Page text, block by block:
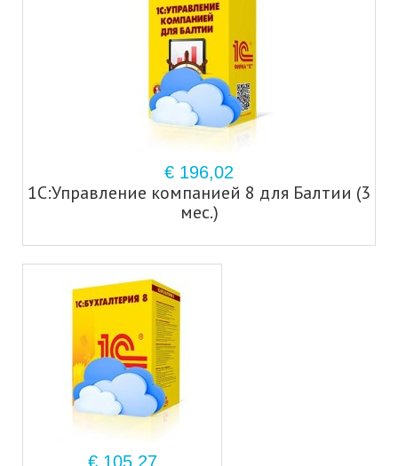
€ 196,02
1С:Управление компанией 8 для Балтии (3
мес.)
€ 105,27